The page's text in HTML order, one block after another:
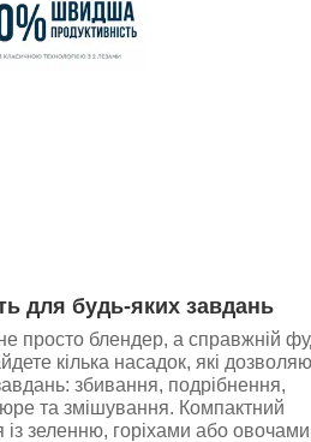
для будь-яких завдань
просто блендер, а справжній
кілька насадок, які
збивання, подрібнення,
та змішування. Компактний
зеленню, горіхами або